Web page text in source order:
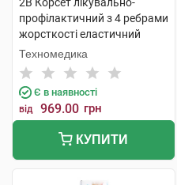
профілактичний з 4 ребрами
жорсткості еластичний
розмір XL/XXL 1 шт
Техномедика
Є в наявності
від 969.00 грн
КУПИТИ